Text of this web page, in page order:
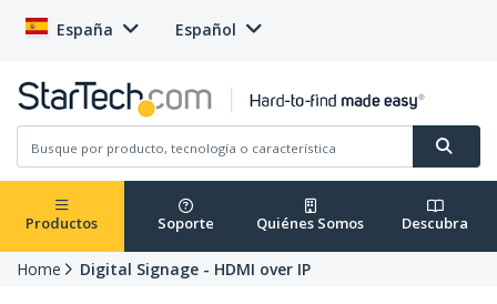
España Español
Productos Soporte Quiénes Somos Descubra
Home Digital Signage - HDMI over IP